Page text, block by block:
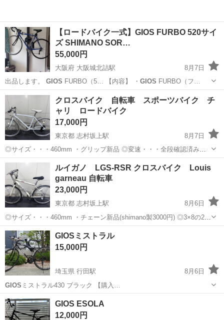
【ロードバイク一式】GIOS FURBO 520サイ
ズ SHIMANO SOR…
55,000円
大阪府 大阪城北詰駅
8月7日
出品します。 GIOS FURBO（5… 【内容】 ・ GIOS FURBO（フ…
大阪 大阪市 大阪城北詰駅 ロードバイク
クロスバイク 自転車 スポーツバイク チ
ャリ ロードバイク
17,000円
東京都 志村坂上駅
8月7日
◎サイズ・・・460mm ・グリップ新品 ◎変速・・・全段確認済み
で、特に不具合無し 走る、止まる、変速に問題ありません。 そのまま
乗って帰れます。 譲渡書もお渡し可能です。 ◎近年は自転車の価格が
どんどん高くなってい...
東京 板橋区 志村坂上駅 クロスバイク bianchi
ルイガノ LGS-RSR クロスバイク Louis
garneau 自転車
23,000円
東京都 志村坂上駅
8月6日
◎サイズ・・・460mm ・チェーン新品(shimano製3000円) ◎3×8の24
段変速 全段確認済み、不具合無し ⭐︎大人気ブランド『ルイガノ』のク
ロスバイクです。 走る、止まる、変速に問題ありません。 そのま...
東京 板橋区 志村坂上駅
GIOSミストラル
15,000円
埼玉県 行田駅
8月6日
GIOS
ミストラル430 ブラック 【購入…
埼玉 鴻巣市
GIOS ESOLA
12,000円